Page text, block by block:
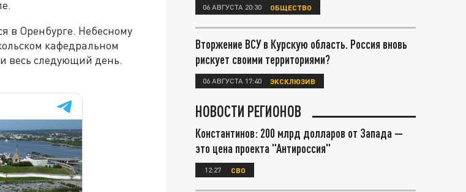
в Оренбурге. Небесному
кафедральном
весь следующий день.
06 АВГУСТА 20:30 ОБЩЕСТВО
Вторжение ВСУ в Курскую область. Россия вновь
рискует своими территориями?
06 АВГУСТА 17:40 ЭКСКЛЮЗИВ
НОВОСТИ РЕГИОНОВ
Константинов: 200 млрд долларов от Запада —
это цена проекта "Антироссия"
12:27 СВО